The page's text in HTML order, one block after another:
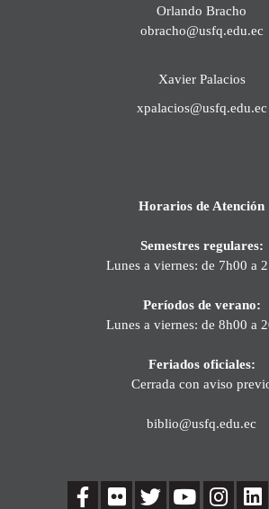
Orlando Bracho
obracho@usfq.edu.ec
Xavier Palacios
xpalacios@usfq.edu.ec
Horarios de Atención
Semestres regulares:
Lunes a viernes: de 7h00 a
Períodos de verano:
Lunes a viernes: de 8h00 a
Feriados oficiales:
Cerrada con aviso
biblio@usfq.edu.ec